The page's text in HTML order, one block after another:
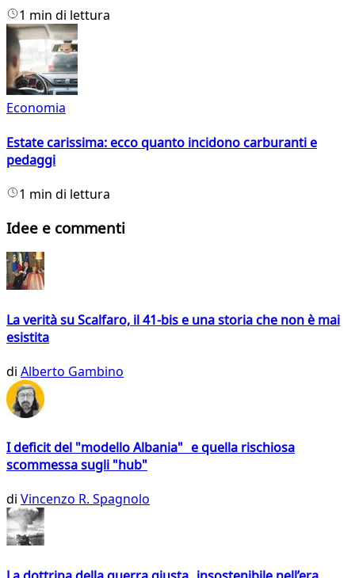
1 min di lettura
Economia
Estate carissima: ecco quanto incidono carburanti e
pedaggi
1 min di lettura
Idee e commenti
La verità su Scalfaro, il 41-bis e una storia che non è mai
esistita
di Alberto Gambino
I deficit del "modello Albania" e quella rischiosa
scommessa sugli "hub"
di Vincenzo R. Spagnolo